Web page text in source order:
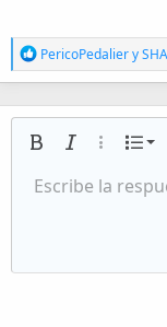
R
e
a
c
c
i
e
PericoPedaliery
NegritaCursivaMásLista
Tamaño del texto
9
Color de texto
Fuente
AlineamientoAlineación
Paragraph
CitarMultimedia
Insert
RehacerCambiar a
Eliminar
Escribe la